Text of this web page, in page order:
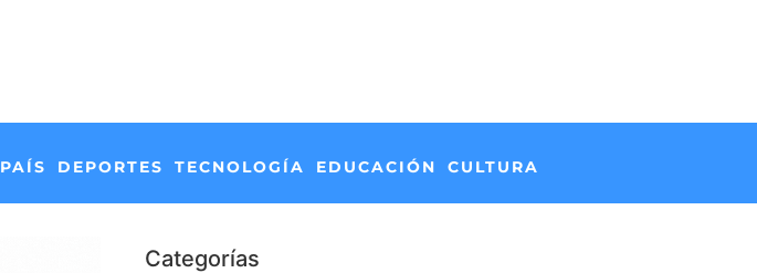
PAÍS DEPORTES TECNOLOGÍA EDUCACIÓN CULTURA
Categorías